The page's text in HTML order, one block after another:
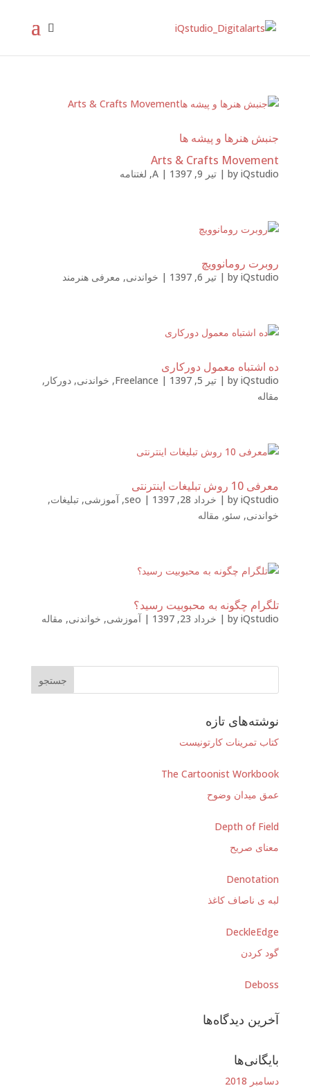
جنبش هنرها و پیشه ها
Arts & Crafts Movement
byiQstudio
| تیر 9, 1397 |
A
, لغتنامه
روبرت رومانوویچ
byiQstudio
| تیر 6, 1397 | خواندنی, معرفی هنرمند
ده اشتباه معمول دورکاری
byiQstudio
| تیر 5, 1397 |
Freelance
, خواندنی, دورکار ,
مقاله
معرفی 10 روش تبلیغات اینترنتی
byiQstudio
| خرداد 28, 1397 |
seo
,آموزشی, تبلیغات,
خواندنی, سئو, مقاله
تلگرام چگونه به محبوبیت رسید؟
byiQstudio
| خرداد 23, 1397 |آموزشی, خواندنی, مقاله
نوشته‌های تازه
کتاب تمرینات کارتونیست
The Cartoonist Workbook
عمق میدان وضوح
Depth of Field
معنای صریح
Denotation
لبه ی ناصاف کاغذ
DeckleEdge
گود کردن
Deboss
آخرین دیدگاه‌ها
بایگانی‌ها
دسامبر 2018